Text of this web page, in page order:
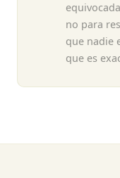
no para
que nadie
que es